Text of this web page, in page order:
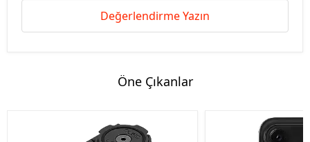
Değerlendirme Yazın
Öne Çıkanlar